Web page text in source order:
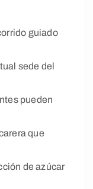
guiado
sede del
pueden
que
de azúcar